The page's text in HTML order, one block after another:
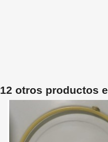
12 otros productos